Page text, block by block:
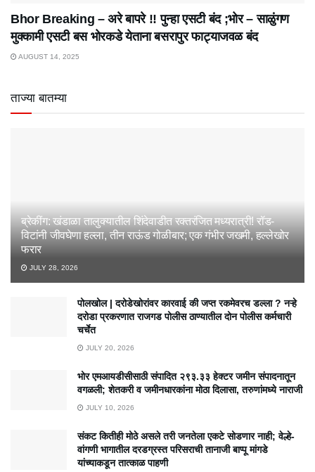
Bhor Breaking – अरे बापरे‌ !! पुन्हा एसटी बंद ;भोर – साळुंगण
मुक्कामी एसटी बस भोरकडे येताना बसरापुर फाट्याजवळ बंद
AUGUST 14, 2025
ताज्या बातम्या
ब्रेकींग: खंडाळा तालुक्यातील शिंदेवाडीत रक्तरंजित मध्यरात्री! रॉड-
विटांनी जीवघेणा हल्ला, तीन राऊंड गोळीबार; एक गंभीर जखमी, हल्लेखोर
फरार
JULY 28, 2026
पोलखोल | दरोडेखोरांवर कारवाई की जप्त रकमेवरच डल्ला ? नऱ्हे
दरोडा प्रकरणात राजगड पोलीस ठाण्यातील दोन पोलीस कर्मचारी
चर्चेत
JULY 20, 2026
भोर एमआयडीसीसाठी संपादित २९३.३३ हेक्टर जमीन संपादनातून
वगळली; शेतकरी व जमीनधारकांना मोठा दिलासा, तरुणांमध्ये नाराजी
JULY 10, 2026
संकट कितीही मोठे असले तरी जनतेला एकटे सोडणार नाही; वेल्हे-
वांगणी भागातील दरडग्रस्त परिसराची तानाजी बाप्पू मांगडे
यांच्याकडून तात्काळ पाहणी